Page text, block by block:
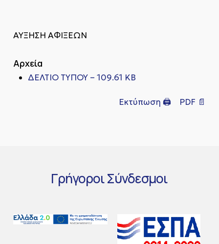
ΑΥΞΗΣΗ ΑΦΙΞΕΩΝ
Αρχεία
ΔΕΛΤΙΟ ΤΥΠΟΥ – 109.61 KB
Εκτύπωση 🖨 PDF 📄
ΓρήγοροιΣύνδεσμοι